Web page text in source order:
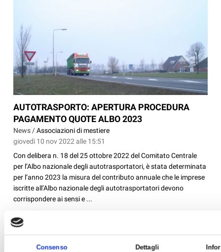
Consenso Dettagli
AUTOTRASPORTO: APERTURA PROCEDURA
PAGAMENTO QUOTE ALBO 2023
News /Associazioni di mestiere
giovedì 10 nov 2022 alle 15:51
Con delibera n. 18 del 25 ottobre 2022 del Comitato Centrale
per l’Albo nazionale degli autotrasportatori, è stata determinata
per l’anno 2023 la misura del contributo annuale che le imprese
iscritte all’Albo nazionale degli autotrasportatori devono
corrispondere ai sensi e ...